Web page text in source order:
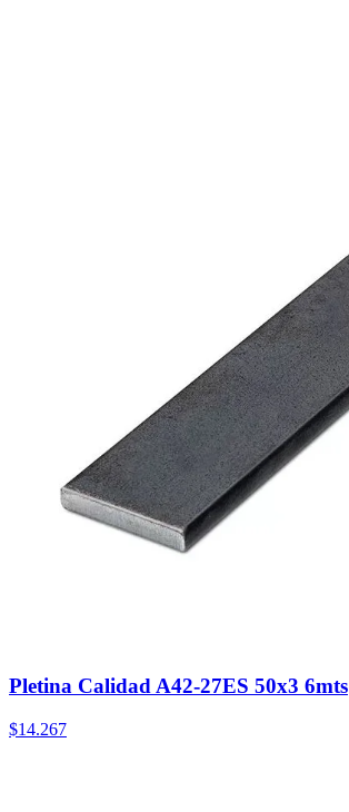
Pletina Calidad A42-27ES 50x3 6mts
$14.267